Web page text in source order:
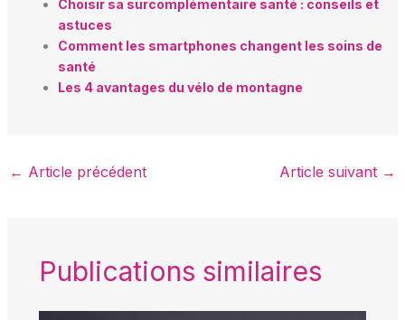
Choisir sa surcomplémentaire santé : conseils et
astuces
Comment les smartphones changent les soins de
santé
Les 4 avantages du vélo de montagne
← Article précédent Article suivant →
Publications similaires